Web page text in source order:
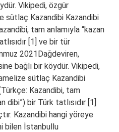
Vikipedi, özgür
sütlaç Kazandibi Kazandibi
tam anlamıyla “kazan
[1] ve bir tür
2021Dağdeviren,
bağlı bir köydür. Vikipedi,
sütlaç Kazandibi
Kazandibi, tam
dibi”) bir Türk tatlısıdır [1]
Kazandibi hangi yöreye
bilen İstanbullu